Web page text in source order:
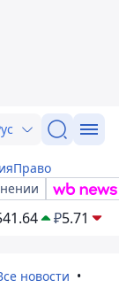
Право
₽5.71
новости